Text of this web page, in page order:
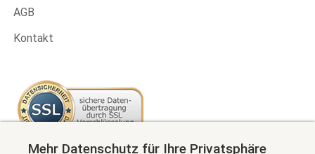
AGB
Kontakt
Mehr Datenschutz für Ihre Privatsphäre